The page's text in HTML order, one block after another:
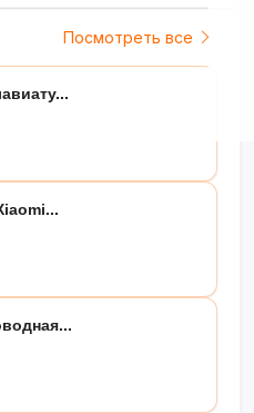
Посмотреть все